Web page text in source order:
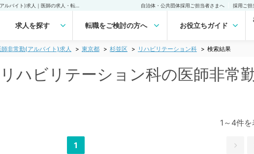
自治体・公共団体採用ご担当者さまへ 採用ご担
求人を探す 転職をご検討の方へ お役立ちガイド
師非常勤(アルバイト)求人 東京都 杉並区 リハビリテーション科 検索結果
ハビリテーション科の医師非常
1～4件
1